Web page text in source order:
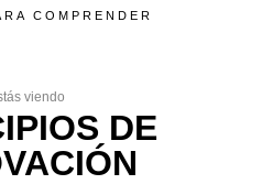
COMPRENDER
viendo
DE